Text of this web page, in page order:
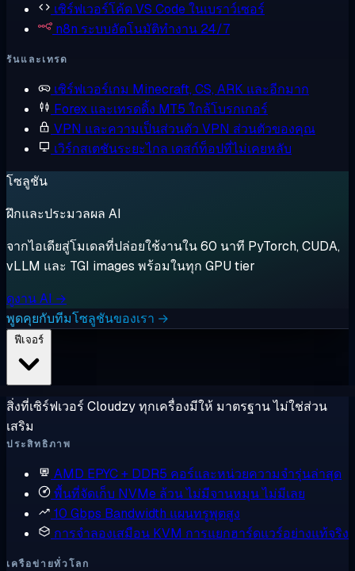
เซิร์ฟเวอร์โค้ดVS Code ในเบราว์เซอร์
n8n ระบบอัตโนมัติทำงาน 24/7
รันและเทรด
เซิร์ฟเวอร์เกม Minecraft, CS, ARK และอีกมาก
Forex และเทรดดิ้ง MT5 ใกล้โบรกเกอร์
VPN และความเป็นส่วนตัว VPN ส่วนตัวของคุณ
เวิร์กสเตชันระยะไกล เดสก์ท็อปที่ไม่เคยหลับ
โซลูชัน
ฝึกและประมวลผล AI
จากไอเดียสู่โมเดลที่ปล่อยใช้งานใน 60 นาที PyTorch, CUDA,
vLLM และ TGI images พร้อมในทุก GPU tier
ดูงาน AI →
พูดคุยกับทีมโซลูชันของเรา →
สิ่งที่เซิร์ฟเวอร์ Cloudzy ทุกเครื่องมีให้ มาตรฐาน ไม่ใช่ส่วน
เสริม
ประสิทธิภาพ
AMD EPYC + DDR5 คอร์และหน่วยความจำรุ่นล่าสุด
พื้นที่จัดเก็บ NVMe ล้วนไม่มีจานหมุน ไม่มีเลย
10 Gbps Bandwidth แผนทรูพุตสูง
การจำลองเสมือน KVM การแยกฮาร์ดแวร์อย่างแท้จริง
เครือข่ายทั่วโลก